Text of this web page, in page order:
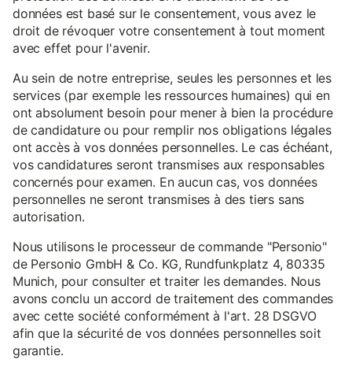
données est basé sur le consentement, vous avez le
droit de révoquer votre consentement à tout moment
avec effet pour l'avenir.
Au sein de notre entreprise, seules les personnes et les
services (par exemple les ressources humaines) qui en
ont absolument besoin pour mener à bien la procédure
de candidature ou pour remplir nos obligations légales
ont accès à vos données personnelles. Le cas échéant,
vos candidatures seront transmises aux responsables
concernés pour examen. En aucun cas, vos données
personnelles ne seront transmises à des tiers sans
autorisation.
Nous utilisons le processeur de commande "Personio"
de Personio GmbH & Co. KG, Rundfunkplatz 4, 80335
Munich, pour consulter et traiter les demandes. Nous
avons conclu un accord de traitement des commandes
avec cette société conformément à l'art. 28 DSGVO
afin que la sécurité de vos données personnelles soit
garantie.